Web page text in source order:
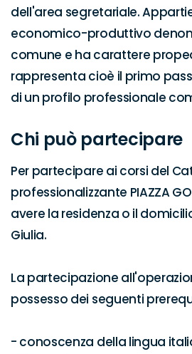
dell'area segretariale.
economico-produttivo
comune e ha carattere
rappresenta cioè il primo
di un profilo professionale
Chi può partecipare
Per partecipare ai corsi del
professionalizzante PIAZZA
avere la residenza o il
Giulia.
La partecipazione
possesso dei seguenti
- conoscenza della lingua